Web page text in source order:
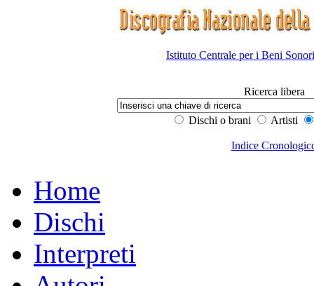
Istituto Centrale per i Beni
Ricerca libera
Dischi o brani Artisti
Indice
Home
Dischi
Interpreti